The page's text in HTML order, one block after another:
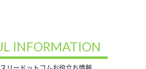
INFORMATION